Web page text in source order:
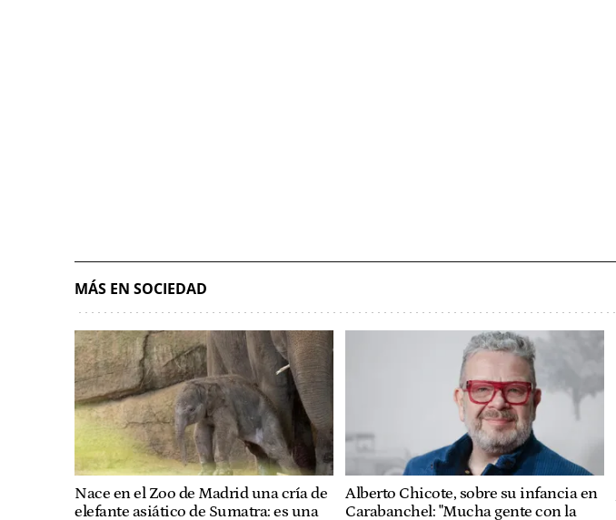
MÁS EN SOCIEDAD
Nace en el Zoo de Madrid una cría de
elefante asiático de Sumatra: es una
Alberto Chicote, sobre su infancia en
Carabanchel: "Mucha gente con la